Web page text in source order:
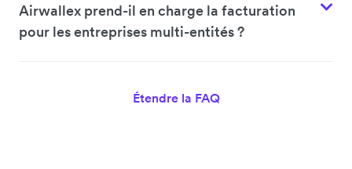
Airwallex prend-il en charge la facturation
pour les entreprises multi-entités ?
Étendre la FAQ